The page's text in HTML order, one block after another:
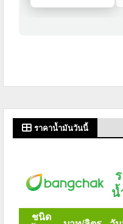
ราคาน้ำมันวันนี้